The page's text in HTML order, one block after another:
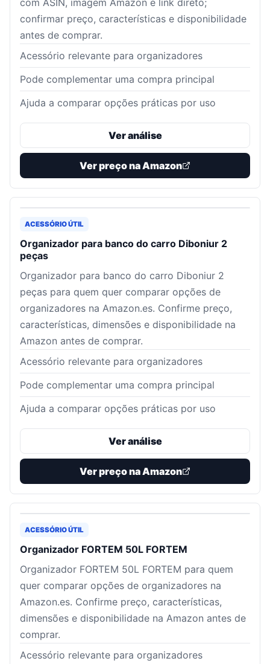
com ASIN, imagem Amazon e link direto;
confirmar preço, características e disponibilidade
antes de comprar.
Acessório relevante para organizadores
Pode complementar uma compra principal
Ajuda a comparar opções práticas por uso
Ver análise
Ver preço na Amazon
ACESSÓRIO ÚTIL
Organizador para banco do carro Diboniur 2
peças
Organizador para banco do carro Diboniur 2
peças para quem quer comparar opções de
organizadores na Amazon.es. Confirme preço,
características, dimensões e disponibilidade na
Amazon antes de comprar.
Acessório relevante para organizadores
Pode complementar uma compra principal
Ajuda a comparar opções práticas por uso
Ver análise
Ver preço na Amazon
ACESSÓRIO ÚTIL
Organizador FORTEM 50L FORTEM
Organizador FORTEM 50L FORTEM para quem
quer comparar opções de organizadores na
Amazon.es. Confirme preço, características,
dimensões e disponibilidade na Amazon antes de
comprar.
Acessório relevante para organizadores